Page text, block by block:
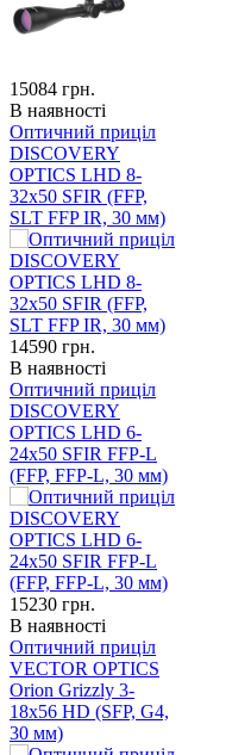
15084 грн.
В наявності
Оптичний приціл
DISCOVERY
OPTICS LHD 8-
32x50 SFIR (FFP,
SLT FFP IR, 30 мм)
14590 грн.
В наявності
Оптичний приціл
DISCOVERY
OPTICS LHD 6-
24x50 SFIR FFP-L
(FFP, FFP-L, 30 мм)
15230 грн.
В наявності
Оптичний приціл
VECTOR OPTICS
Orion Grizzly 3-
18x56 HD (SFP, G4,
30 мм)